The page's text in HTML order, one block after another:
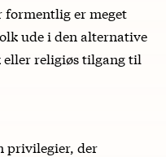
er meget
ude i den alternative
religiøs tilgang til
privilegier, der